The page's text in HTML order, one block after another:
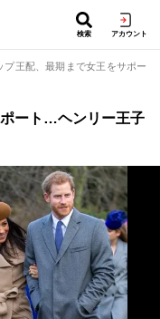
検索 アカウント
プ王配、最期まで女王をサポー
ート…ヘンリー王子